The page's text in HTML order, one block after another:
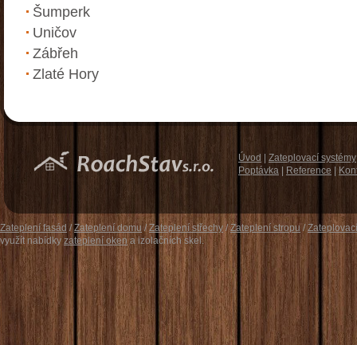
Šumperk
Uničov
Zábřeh
Zlaté Hory
Úvod Zateplovací systémy
Poptávka
Reference
Zateplení fasád / Zateplení domu / Zateplení střechy /Zateplení stropu /
využít nabídky zateplení okena izolačních skel.